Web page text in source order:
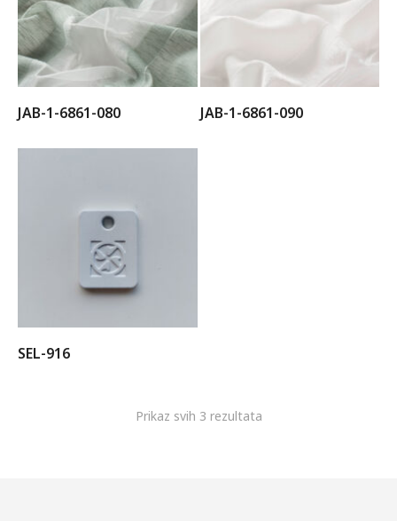
JAB-1-6861-080 JAB-1-6861-090
SEL-916
Prikaz svih 3 rezultata